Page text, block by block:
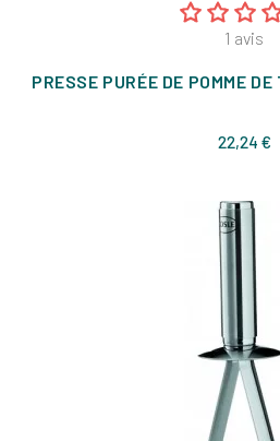
1 avis
PRESSE PURÉE DE POMME
22,24 €